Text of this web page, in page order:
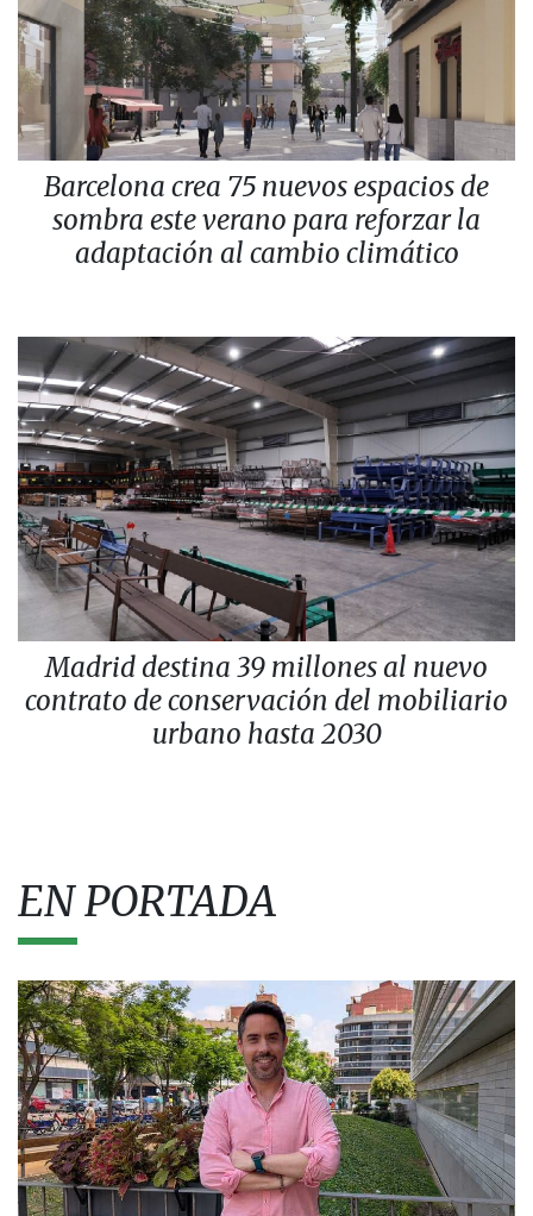
Barcelona crea 75 nuevos espacios de
sombra este verano para reforzar la
adaptación al cambio climático
Madrid destina 39 millones al nuevo
contrato de conservación del mobiliario
urbano hasta 2030
EN PORTADA